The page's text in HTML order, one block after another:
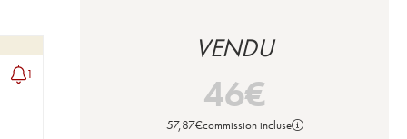
1
VENDU
46€
57,87€commission incluse